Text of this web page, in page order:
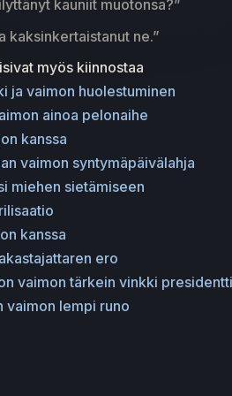
kauniit muotonsa?”
kaksinkertaistanut ne.”
myös kiinnostaa
ja vaimon huolestuminen
ainoa pelonaihe
kanssa
vaimon syntymäpäivälahja
miehen sietämiseen
kanssa
ero
vaimon tärkein vinkki
vaimon lempi runo